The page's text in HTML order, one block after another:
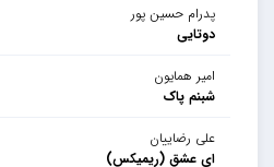
پدرام حسین پور
دوتایی
امیر همایون
شبنم پاک
علی رضاییان
ای عشق (ریمیکس)